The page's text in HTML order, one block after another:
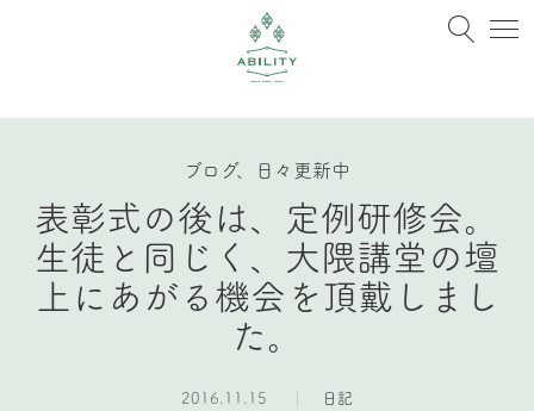
ブログ、日々更新中
表彰式の後は、定例研修会。
生徒と同じく、大隈講堂の壇
上にあがる機会を頂戴しまし
た。
2016.11.15 日記